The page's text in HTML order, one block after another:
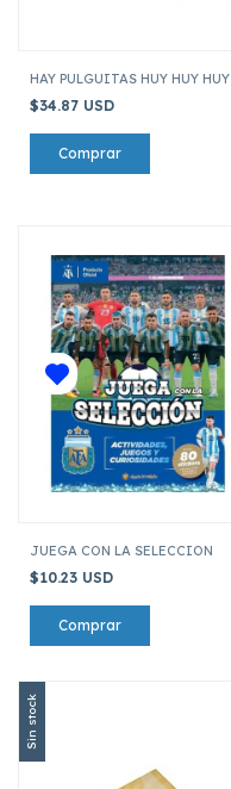
HAY PULGUITAS HUY HUY HUY
$34.87 USD
JUEGA CON LA SELECCION
$10.23 USD
Sin stock